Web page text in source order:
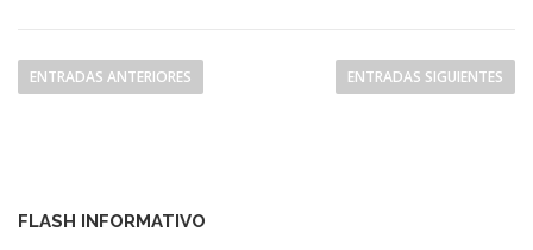
aENTRADAS ANTERIORES ENTRADAS SIGUIENTES
FLASH INFORMATIVO